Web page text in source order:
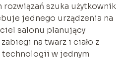
rozwiązań szuka użytkownik
jednego urządzenia na
salonu planujący
na twarz i ciało z
w jednym